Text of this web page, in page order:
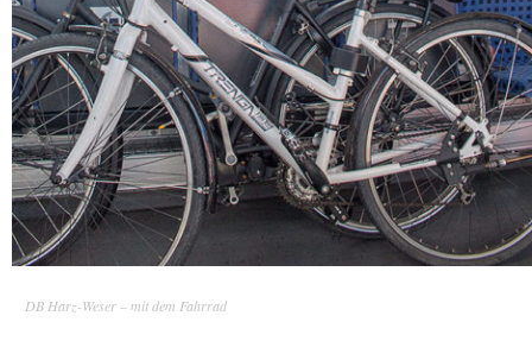
DB Harz-Weser – mit dem Fahrrad